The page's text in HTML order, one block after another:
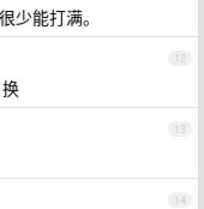
少能打满。
12
13
14